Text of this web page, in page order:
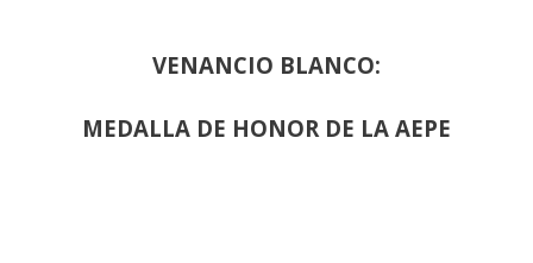
VENANCIO BLANCO:
MEDALLA DE HONOR DE LA AEPE